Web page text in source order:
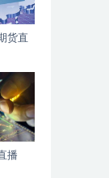
货直
播